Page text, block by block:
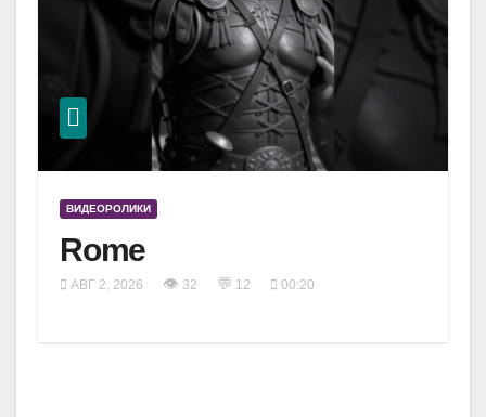
ВИДЕОРОЛИКИ
Rome
АВГ 2, 2026 👁 32 💬 12 00:20